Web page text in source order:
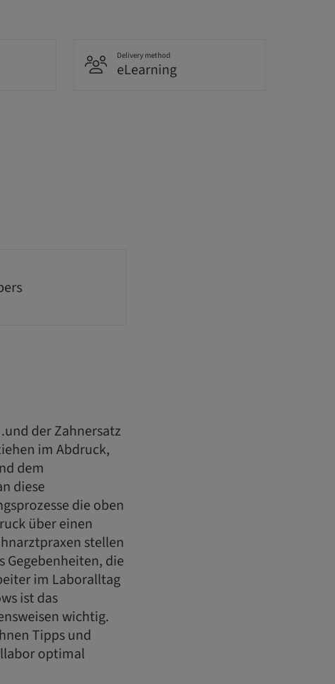
Delivery method
eLearning
der Zahnersatz
im Abdruck,
dem
diese
die oben
über einen
stellen
Gegebenheiten, die
im Laboralltag
ist das
wichtig.
Tipps und
optimal